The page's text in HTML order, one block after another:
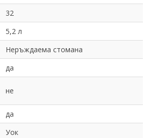
32
5,2 л
Неръждаема стомана
да
не
да
Уок